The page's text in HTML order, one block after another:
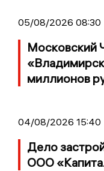
05/08/2026 08:30
Московский
миллионов
04/08/2026 15:40
Дело
ООО